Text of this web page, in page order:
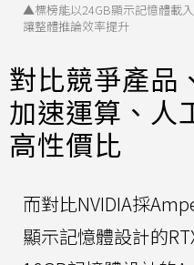
▲標榜能以24GB顯示記憶體載
讓整體推論效率提升
對比競爭產品
加速運算、人
高性價比
而對比NVIDIA採
顯示記憶體設計的